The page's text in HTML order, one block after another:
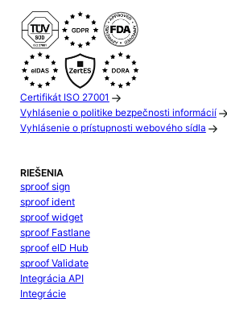
Certifikát ISO 27001
Vyhlásenie o politike bezpečnosti informácií
Vyhlásenie o prístupnosti webového sídla
RIEŠENIA
sproof sign
sproof ident
sproof widget
sproof Fastlane
sproof eID Hub
sproof Validate
Integrácia API
Integrácie